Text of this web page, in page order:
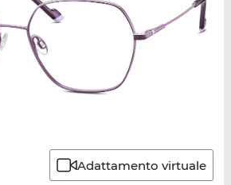
Adattamento virtuale